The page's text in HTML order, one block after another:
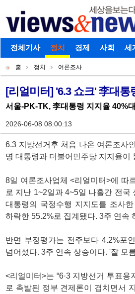
개
별
메
뉴
로그인 회원가입 아이디찾기
주
메
뉴
전체기사 정치 경제 사회 세
현
재
위
치
홈 정치 여론조사
기
사
본
문
[리얼미터] '6.3 쇼크' 李대통
서울-PK-TK, 李대통령 지지율 40%
2026-06-08 08:00:13
6.3 지방선거후 처음 나온 여론조사
명 대통령과 더불어민주당 지지율이
8일 여론조사업체 <리얼미터>에 따
로 지난 1~2일과 4~5일 나흘간 전국
대통령의 국정수행 지지도를 조사
하락한 55.2%로 집계됐다. 3주 연속
반면 부정평가는 전주보다 4.2%포
넘어섰다. 3주 연속 상승이다. '잘 모
<리얼미터>는 “6·3 지방선거 투표
로 촉발된 정부 견제론이 겹치면서